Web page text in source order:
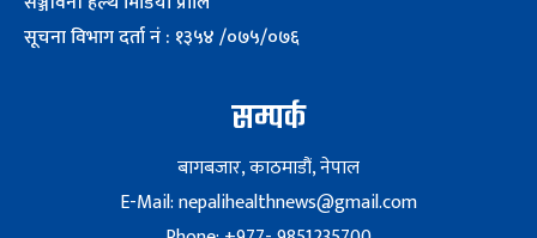
सूचना विभाग दर्ता नं : १३५४ /०७५/०७६
सम्पर्क
बागबजार, काठमाडौं, नेपाल
E-Mail: nepalihealthnews@gmail.com